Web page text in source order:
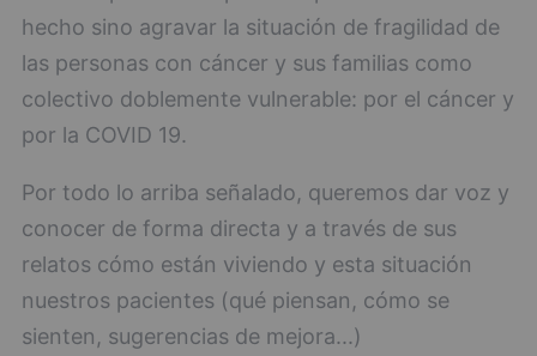
hecho sino agravar la situación de fragilidad de
las personas con cáncer y sus familias como
colectivo doblemente vulnerable: por el cáncer y
por la COVID 19.
Por todo lo arriba señalado, queremos dar voz y
conocer de forma directa y a través de sus
relatos cómo están viviendo y esta situación
nuestros pacientes (qué piensan, cómo se
sienten, sugerencias de mejora...)